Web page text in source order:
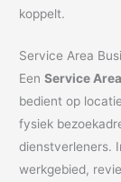
koppelt.
Service Area
EenService
bedient op
fysiek
dienstverleners.
werkgebied,